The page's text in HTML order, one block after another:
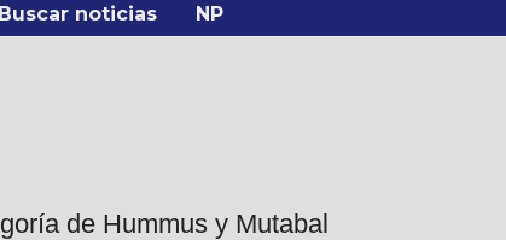
Buscar noticias NP
de Hummus y Mutabal